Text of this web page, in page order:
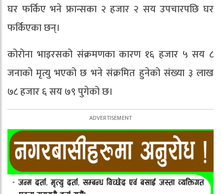
घर फर्किए भने फ्रान्सका २ हजार २ सय उपचारपछि घर
फर्किएका छन्।
कोरोना भाइरसको संक्रमणका कारण १६ हजार ५ सय ८
जनाको मृत्यु भएको छ भने संक्रमित हुनेको संख्या ३ लाख
७८ हजार ६ सय ७९ पुगेको छ।